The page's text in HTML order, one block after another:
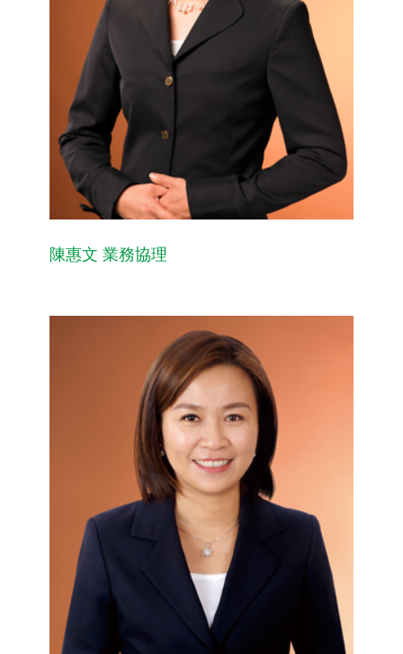
陳惠文 業務協理